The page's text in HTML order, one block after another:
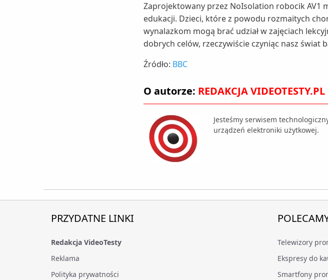
Zaprojektowany przez NoIsolation robocik AV1
edukacji. Dzieci, które z powodu rozmaitych
wynalazkom mogą brać udział w zajęciach
dobrych celów, rzeczywiście czyniąc nasz świat
Źródło: BBC
O autorze: REDAKCJA VIDEOTESTY.PL
Jesteśmy serwisem
urządzeń elektroniki użytkowej.
PRZYDATNE LINKI
Redakcja VideoTesty
Reklama
Polityka prywatności
Telewizory
Ekspresy do
Smartfony